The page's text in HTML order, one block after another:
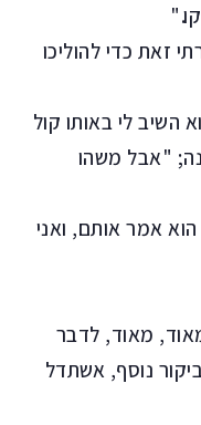
זאת כדי להוליכו
השיב לי באותו קול
"אבל משהו
הוא אמר אותם, ואני
מאוד, לדבר
נוסף, אשתדל